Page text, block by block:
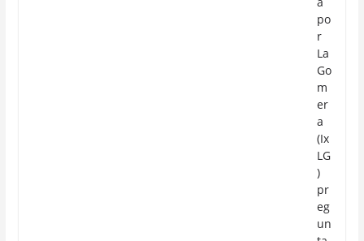
po
r
La
Go
m
er
a
(Ix
LG
)
pr
eg
un